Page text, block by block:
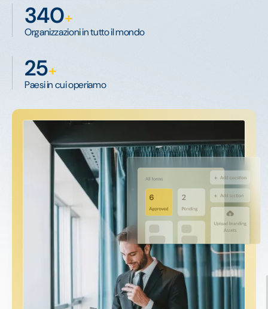
340+
Organizzazioni in tutto il mondo
25+
Paesi in cui operiamo